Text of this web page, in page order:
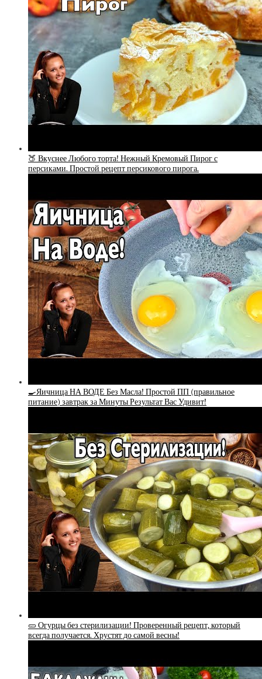
🍑 Вкуснее Любого торта! Нежный Кремовый Пирог с
персиками. Простой рецепт персикового пирога.
🍳Яичница НА ВОДЕ Без Масла! Простой ПП (правильное
питание) завтрак за Минуты Результат Вас Удивит!
🥒 Огурцы без стерилизации! Проверенный рецепт, который
всегда получается. Хрустят до самой весны!